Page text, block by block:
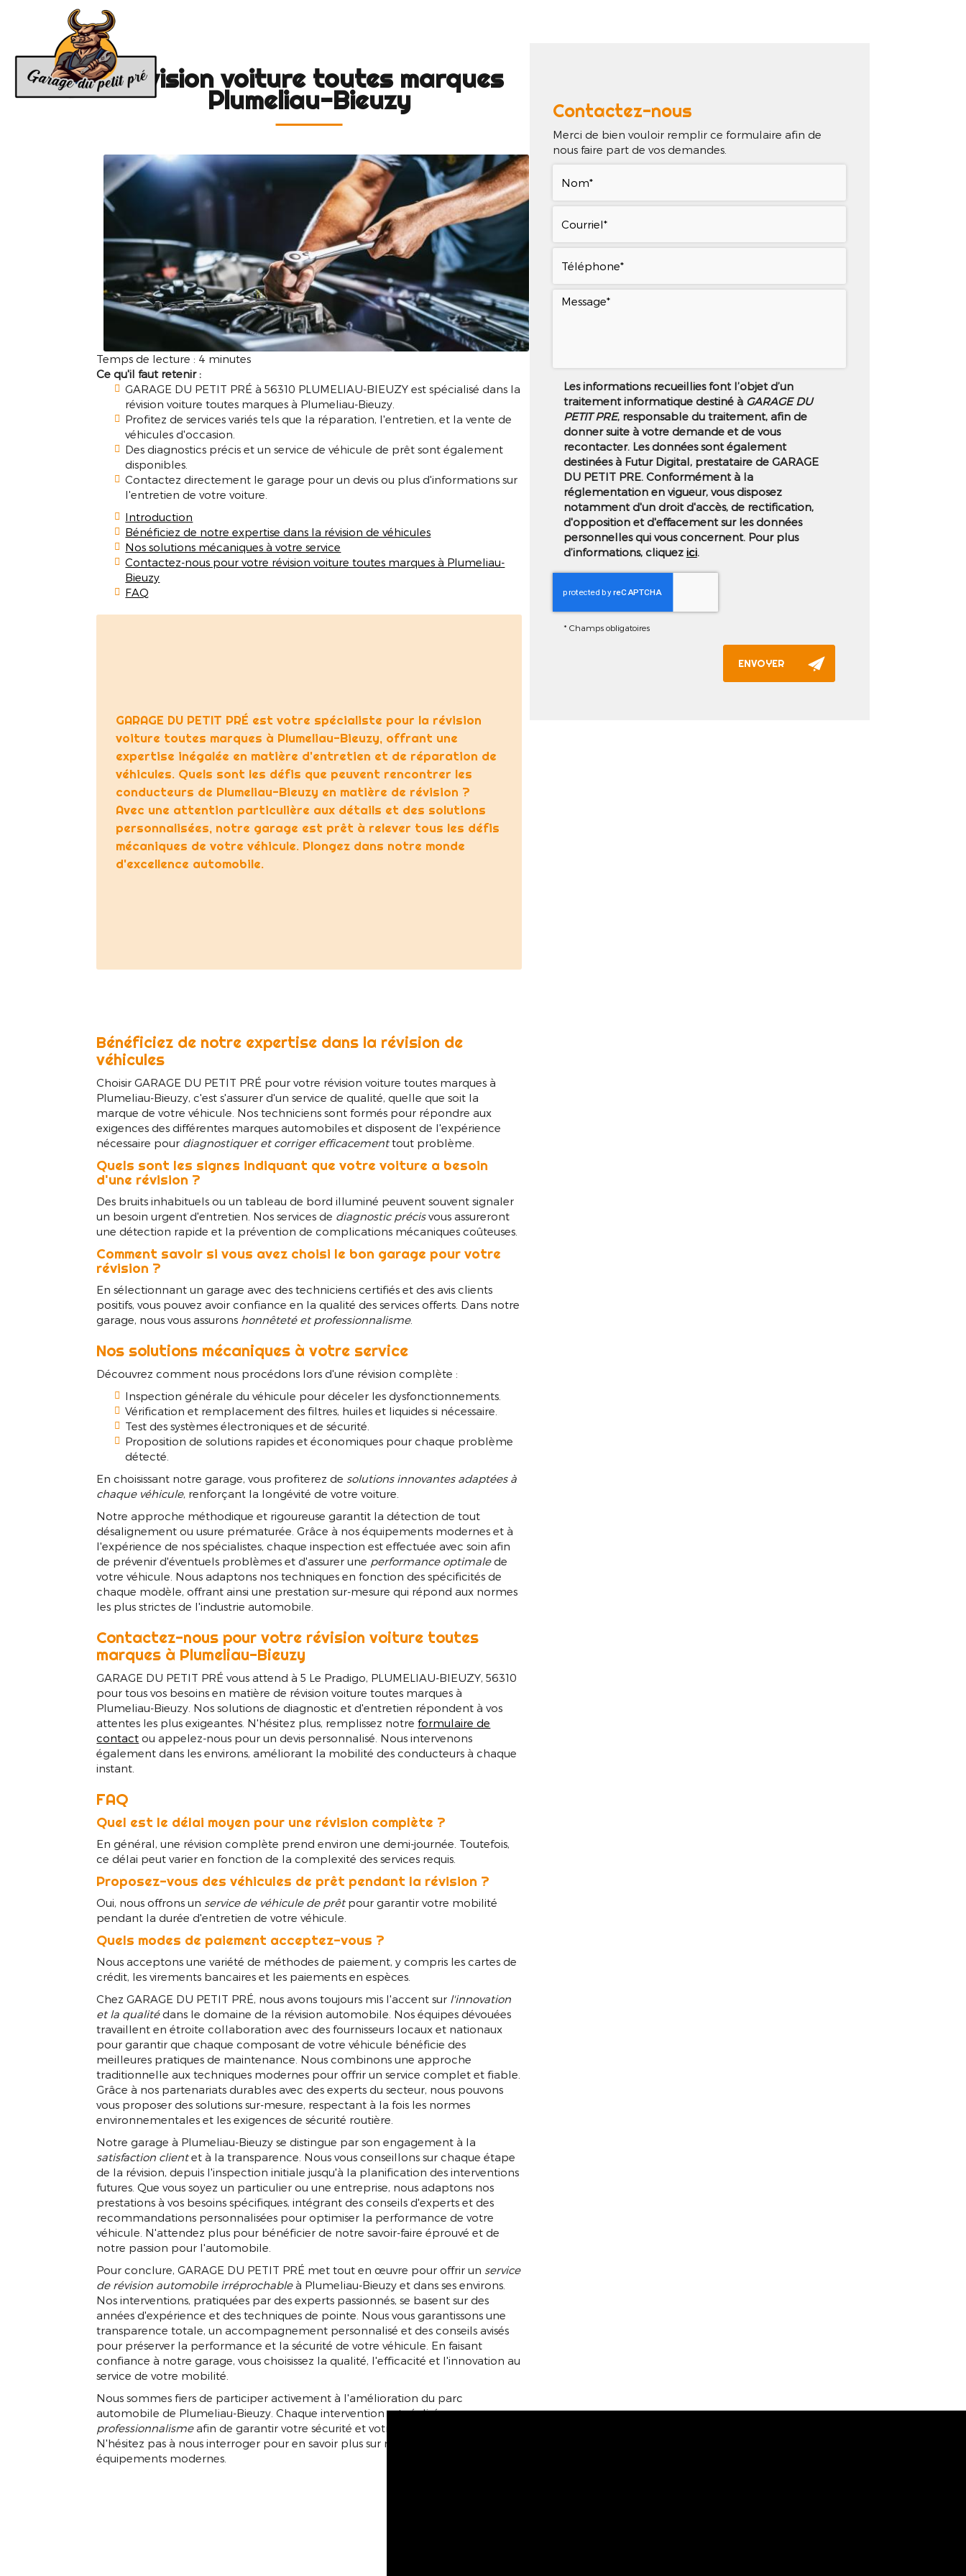
DU
PETIT
PRÉ
Révision voiture toutes marques Plumeliau-
Bieuzy
Révision voiture toutes marques
Plumeliau-Bieuzy
Temps de lecture : 4 minutes
Ce qu'il faut retenir :
GARAGE DU PETIT PRÉ à 56310 PLUMELIAU-BIEUZY est spécialisé dans la
révision voiture toutes marques à Plumeliau-Bieuzy.
Profitez de services variés tels que la réparation, l'entretien, et la vente de
véhicules d'occasion.
Des diagnostics précis et un service de véhicule de prêt sont également
disponibles.
Contactez directement le garage pour un devis ou plus d'informations sur
l'entretien de votre voiture.
Introduction
Bénéficiez de notre expertise dans la révision de véhicules
Nos solutions mécaniques à votre service
Contactez-nous pour votre révision voiture toutes marques à Plumeliau-
Bieuzy
FAQ
GARAGE DU PETIT PRÉ est votre spécialiste pour la révision
voiture toutes marques à Plumeliau-Bieuzy, offrant une
expertise inégalée en matière d'entretien et de réparation de
véhicules. Quels sont les défis que peuvent rencontrer les
conducteurs de Plumeliau-Bieuzy en matière de révision ?
Avec une attention particulière aux détails et des solutions
personnalisées, notre garage est prêt à relever tous les défis
mécaniques de votre véhicule. Plongez dans notre monde
d'excellence automobile.
Bénéficiez de notre expertise dans la révision de
véhicules
Choisir GARAGE DU PETIT PRÉ pour votre révision voiture toutes marques à
Plumeliau-Bieuzy, c'est s'assurer d'un service de qualité, quelle que soit la
marque de votre véhicule. Nos techniciens sont formés pour répondre aux
exigences des différentes marques automobiles et disposent de l'expérience
nécessaire pour diagnostiquer et corriger efficacementtout problème.
Quels sont les signes indiquant que votre voiture a besoin
d'une révision ?
Des bruits inhabituels ou un tableau de bord illuminé peuvent souvent signaler
un besoin urgent d'entretien. Nos services de diagnostic précisvous assureront
une détection rapide et la prévention de complications mécaniques coûteuses.
Comment savoir si vous avez choisi le bon garage pour votre
révision ?
En sélectionnant un garage avec des techniciens certifiés et des avis clients
positifs, vous pouvez avoir confiance en la qualité des services offerts. Dans notre
garage, nous vous assurons honnêteté et professionnalisme.
Nos solutions mécaniques à votre service
Découvrez comment nous procédons lors d'une révision complète :
Inspection générale du véhicule pour déceler les dysfonctionnements.
Vérification et remplacement des filtres, huiles et liquides si nécessaire.
Test des systèmes électroniques et de sécurité.
Proposition de solutions rapides et économiques pour chaque problème
détecté.
En choisissant notre garage, vous profiterez de solutions innovantes adaptées à
chaque véhicule, renforçant la longévité de votre voiture.
Notre approche méthodique et rigoureuse garantit la détection de tout
désalignement ou usure prématurée. Grâce à nos équipements modernes et à
l'expérience de nos spécialistes, chaque inspection est effectuée avec soin afin
de prévenir d'éventuels problèmes et d'assurer une performance optimalede
votre véhicule. Nous adaptons nos techniques en fonction des spécificités de
chaque modèle, offrant ainsi une prestation sur-mesure qui répond aux normes
les plus strictes de l'industrie automobile.
Contactez-nous pour votre révision voiture toutes
marques à Plumeliau-Bieuzy
GARAGE DU PETIT PRÉ vous attend à 5 Le Pradigo, PLUMELIAU-BIEUZY, 56310
pour tous vos besoins en matière de révision voiture toutes marques à
Plumeliau-Bieuzy. Nos solutions de diagnostic et d'entretien répondent à vos
attentes les plus exigeantes. N'hésitez plus, remplissez notreformulaire de
contact ou appelez-nous pour un devis personnalisé. Nous intervenons
également dans les environs, améliorant la mobilité des conducteurs à chaque
instant.
FAQ
Quel est le délai moyen pour une révision complète ?
En général, une révision complète prend environ une demi-journée. Toutefois,
ce délai peut varier en fonction de la complexité des services requis.
Proposez-vous des véhicules de prêt pendant la révision ?
Oui, nous offrons un service de véhicule de prêtpour garantir votre mobilité
pendant la durée d'entretien de votre véhicule.
Quels modes de paiement acceptez-vous ?
Nous acceptons une variété de méthodes de paiement, y compris les cartes de
crédit, les virements bancaires et les paiements en espèces.
Chez GARAGE DU PETIT PRÉ, nous avons toujours mis l'accent sur l'innovation
et la qualitédans le domaine de la révision automobile. Nos équipes dévouées
travaillent en étroite collaboration avec des fournisseurs locaux et nationaux
pour garantir que chaque composant de votre véhicule bénéficie des
meilleures pratiques de maintenance. Nous combinons une approche
traditionnelle aux techniques modernes pour offrir un service complet et fiable.
Grâce à nos partenariats durables avec des experts du secteur, nous pouvons
vous proposer des solutions sur-mesure, respectant à la fois les normes
environnementales et les exigences de sécurité routière.
Notre garage à Plumeliau-Bieuzy se distingue par son engagement à la
satisfaction clientet à la transparence. Nous vous conseillons sur chaque étape
de la révision, depuis l'inspection initiale jusqu'à la planification des interventions
futures. Que vous soyez un particulier ou une entreprise, nous adaptons nos
prestations à vos besoins spécifiques, intégrant des conseils d'experts et des
recommandations personnalisées pour optimiser la performance de votre
véhicule. N'attendez plus pour bénéficier de notre savoir-faire éprouvé et de
notre passion pour l'automobile.
Pour conclure, GARAGE DU PETIT PRÉ met tout en œuvre pour offrir un service
de révision automobile irréprochableà Plumeliau-Bieuzy et dans ses environs.
Nos interventions, pratiquées par des experts passionnés, se basent sur des
années d'expérience et des techniques de pointe. Nous vous garantissons une
transparence totale, un accompagnement personnalisé et des conseils avisés
pour préserver la performance et la sécurité de votre véhicule. En faisant
confiance à notre garage, vous choisissez la qualité, l'efficacité et l'innovation au
service de votre mobilité.
Nous sommes fiers de participer activement à l'amélioration du parc
automobile de Plumeliau-Bieuzy. Chaque intervention est réalisée avec
professionnalismeafin de garantir votre sécurité et votre confort sur la route.
N'hésitez pas à nous interroger pour en savoir plus sur nos techniques et nos
équipements modernes.
Contactez-nous
Merci de bien vouloir remplir ce formulaire afin de
nous faire part de vos demandes.
Les informations recueillies font l’objet d’un
traitement informatique destiné àGARAGE DU
PETIT PRE, responsable du traitement, afin de
donner suite à votre demande et de vous
recontacter. Les données sont également
destinées à Futur Digital, prestataire de GARAGE
DU PETIT PRE. Conformément à la
réglementation en vigueur, vous disposez
notamment d'un droit d'accès, de rectification,
d'opposition et d'effacement sur les données
personnelles qui vous concernent. Pour plus
d’informations, cliquez ici.
* Champs obligatoires